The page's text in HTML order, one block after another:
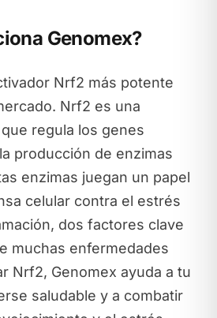
Genomex?
Nrf2 más potente
Nrf2 es una
regula los genes
producción de enzimas
enzimas juegan un papel
celular contra el estrés
dos factores clave
muchas enfermedades
Nrf2, Genomex ayuda a tu
saludable y a combatir